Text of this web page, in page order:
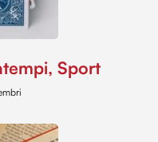
Sport